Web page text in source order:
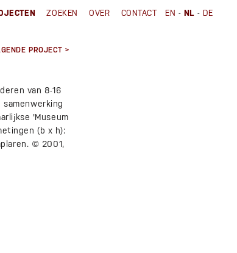
ZOEKEN OVER CONTACT EN - NL - DE
PROJECT >
van 8-16
'Museum
(b x h):
© 2001,